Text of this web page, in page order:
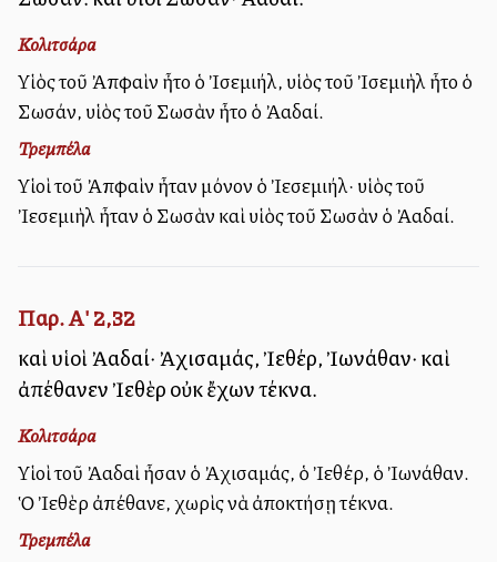
Κολιτσάρα
Υἱὸς τοῦ Ἀπφαὶν ἦτο ὁ Ἰσεμιήλ, υἱὸς τοῦ Ἰσεμιὴλ ἦτο ὁ
Σωσάν, υἱὸς τοῦ Σωσὰν ἦτο ὁ Ἀαδαί.
Τρεμπέλα
Υἱοὶ τοῦ Ἀπφαὶν ἦταν μόνον ὁ Ἰεσεμιήλ· υἱὸς τοῦ
Ἰεσεμιὴλ ἦταν ὁ Σωσὰν καὶ υἱὸς τοῦ Σωσὰν ὁ Ἀαδαί.
Παρ. Α' 2,32
καὶ υἱοὶ Ἀαδαί· Ἀχισαμάς, Ἰεθέρ, Ἰωνάθαν· καὶ
ἀπέθανεν Ἰεθὲρ οὐκ ἔχων τέκνα.
Κολιτσάρα
Υἱοὶ τοῦ Ἀαδαὶ ἦσαν ὁ Ἀχισαμάς, ὁ Ἰεθέρ, ὁ Ἰωνάθαν.
Ὁ Ἰεθὲρ ἀπέθανε, χωρὶς νὰ ἀποκτήσῃ τέκνα.
Τρεμπέλα